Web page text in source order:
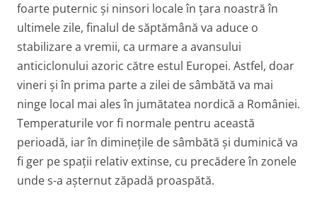
foarte puternic și ninsori locale în țara noastră în
ultimele zile, finalul de săptămână va aduce o
stabilizare a vremii, ca urmare a avansului
anticiclonului azoric către estul Europei. Astfel, doar
vineri și în prima parte a zilei de sâmbătă va mai
ninge local mai ales în jumătatea nordică a României.
Temperaturile vor fi normale pentru această
perioadă, iar în diminețile de sâmbătă și duminică va
fi ger pe spații relativ extinse, cu precădere în zonele
unde s-a așternut zăpadă proaspătă.